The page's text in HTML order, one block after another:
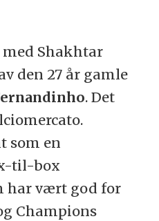
Shakhtar
den 27 år gamle
. Det
som en
til-box
har vært god for
Champions